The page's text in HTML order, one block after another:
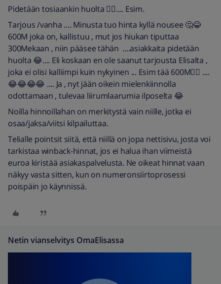
Pidetään tosiaankin huolta 🤷‍♂️.... Esim.
Tarjous /vanha .... Minusta tuo hinta kyllä nousee 🤔😂
600M joka on, kallistuu , mut jos hiukan tiputtaa
300Mekaan , niin pääsee tähän ....asiakkaita pidetään
huolta 😂.... Eli koskaan en ole saanut tarjousta Elisalta ,
joka ei olisi kalliimpi kuin nykyinen ... Esim tää 600M🤷‍♂️ ....
😂😂😂😂 .... Ja , nyt jään oikein mielenkiinnolla
odottamaan , tulevaa liirumlaarumia ilposelta 😂
Noilla hinnoillahan on merkitystä vain niille, jotka ei
osaa/jaksa/viitsi kilpailuttaa.
Telialle pointsit siitä, että niillä on jopa nettisivu, josta voi
tarkistaa winback-hinnat, jos ei halua ihan viimeistä
euroa kiristää asiakaspalvelusta. Ne oikeat hinnat vaan
näkyy vasta sitten, kun on numeronsiirtoprosessi
poispäin jo käynnissä.
Netin vianselvitys OmaElisassa